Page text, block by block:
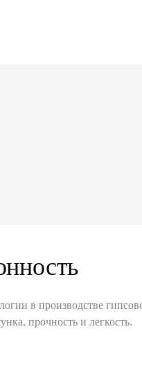
в производстве
прочность и легкость.